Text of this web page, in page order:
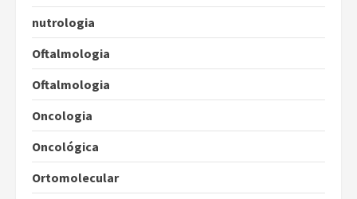
nutrologia
Oftalmologia
Oftalmologia
Oncologia
Oncológica
Ortomolecular